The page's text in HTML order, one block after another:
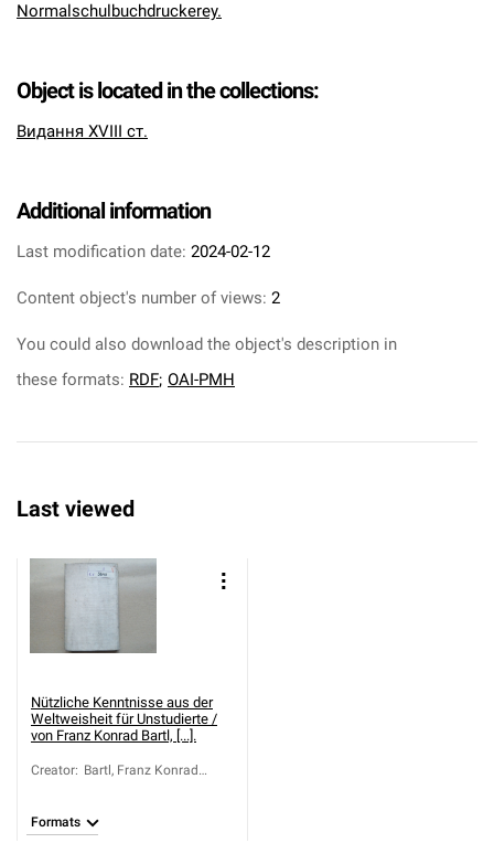
Normalschulbuchdruckerey.
Object is located in the collections:
Видання XVIII ст.
Additional information
Last modification date: 2024-02-12
Content object's number of views: 2
You could also download the object's description in
these formats: RDF; OAI-PMH
Last viewed
Nützliche Kenntnisse aus der
Weltweisheit für Unstudierte /
von Franz Konrad Bartl, [...].
Creator: Bartl, Franz Konrad
Formats